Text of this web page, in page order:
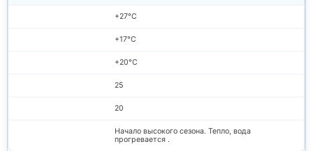
+27°C
+17°C
+20°C
25
20
Начало высокого сезона. Тепло, вода
прогревается .